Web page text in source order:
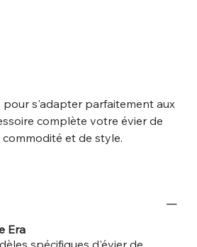
pour s'adapter parfaitement aux
complète votre évier de
et de style.
Era
spécifiques d'évier de